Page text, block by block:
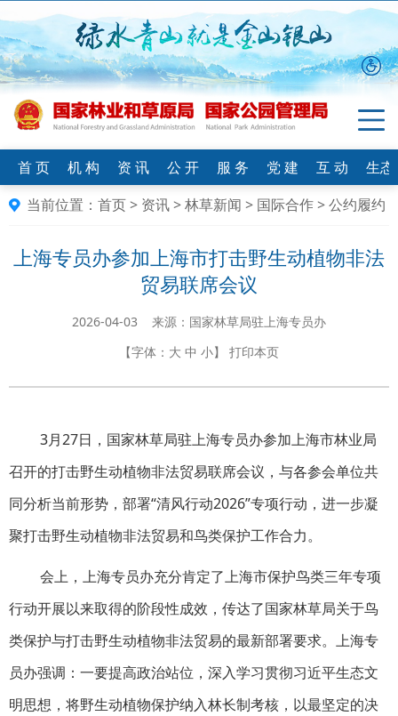
首 页 机 构 资 讯 公 开 服 务 党 建 互 动
生
当前位置： 首页> 资讯>林草新闻 > 国际合作>公约履约
上海专员办参加上海市打击野生动植物非法
贸易联席会议
2026-04-03 来源：国家林草局驻上海专员办
【字体： 大 中 小】 打印本页
3月27日，国家林草局驻上海专员办参加上海市林业局
召开的打击野生动植物非法贸易联席会议，与各参会单位共
同分析当前形势，部署“清风行动2026”专项行动， 进一步凝
聚打击野生动植物非法贸易和鸟类保护工作合力。
会上，上海专员办充分肯定了上海市保护鸟类三年专项
行动开展以来取得的阶段性成效，传达了国家林草局关于鸟
类保护与打击野生动植物非法贸易的最新部署要求。上海专
员办强调：一要提高政治站位，深入学习贯彻习近平生态文
明思想，将野生动植物保护纳入林长制考核，以最坚定的决